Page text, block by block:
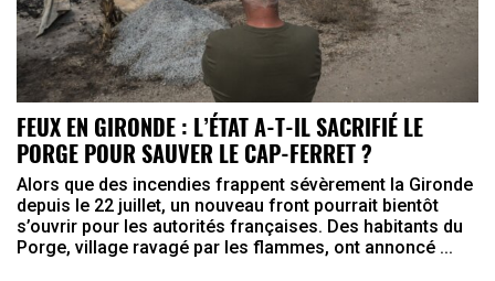
FEUX EN GIRONDE : L’ÉTAT A-T-IL SACRIFIÉ LE
PORGE POUR SAUVER LE CAP-FERRET ?
Alors que des incendies frappent sévèrement la Gironde
depuis le 22 juillet, un nouveau front pourrait bientôt
s’ouvrir pour les autorités françaises. Des habitants du
Porge, village ravagé par les flammes, ont annoncé ...